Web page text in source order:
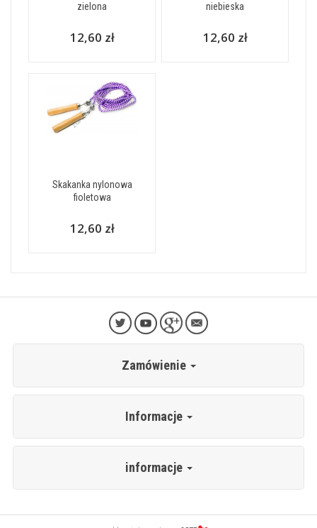
zielona
12,60 zł
niebieska
12,60 zł
Skakanka nylonowa
fioletowa
12,60 zł
Zamówienie
Informacje
informacje